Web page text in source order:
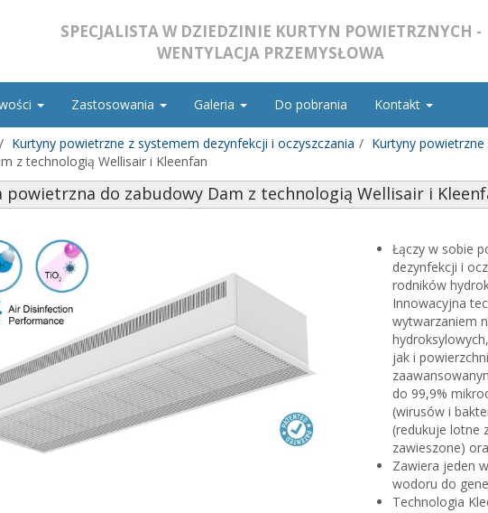
SPECJALISTA W DZIEDZINIE KURTYN POWIETRZNYCH -
WENTYLACJA PRZEMYSŁOWA
Zastosowania Galeria Do pobrania Kontakt
Kurtyny powietrzne z systemem dezynfekcji i oczyszczania
Kurtyny
z technologią Wellisair i Kleenfan
powietrzna do zabudowy Dam z technologią Wellisair i
Łączy w sobie
dezynfekcji i
rodników
Innowacyjna
wytwarzaniem
jak i
do 99,9%
(wirusów i
(redukuje lotne
zawieszone)
Zawiera jeden
wodoru do
Technologia